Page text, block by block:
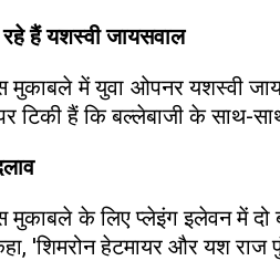
रहे हैं यशस्वी जायसवाल
मुकाबले में युवा ओपनर यशस्वी
टिकी हैं कि बल्लेबाजी के साथ-
मुकाबले के लिए प्लेइंग इलेवन में
'शिमरोन हेटमायर और यश